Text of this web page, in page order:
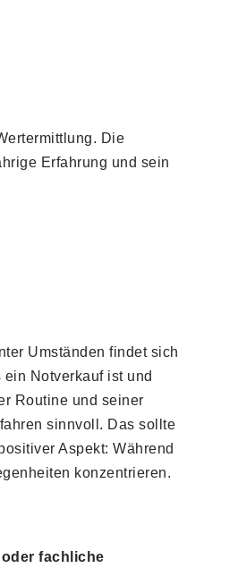
Die
Erfahrung und sein
Umständen findet sich
Notverkauf ist und
Routine und seiner
sinnvoll. Das sollte
Aspekt: Während
konzentrieren.
fachliche